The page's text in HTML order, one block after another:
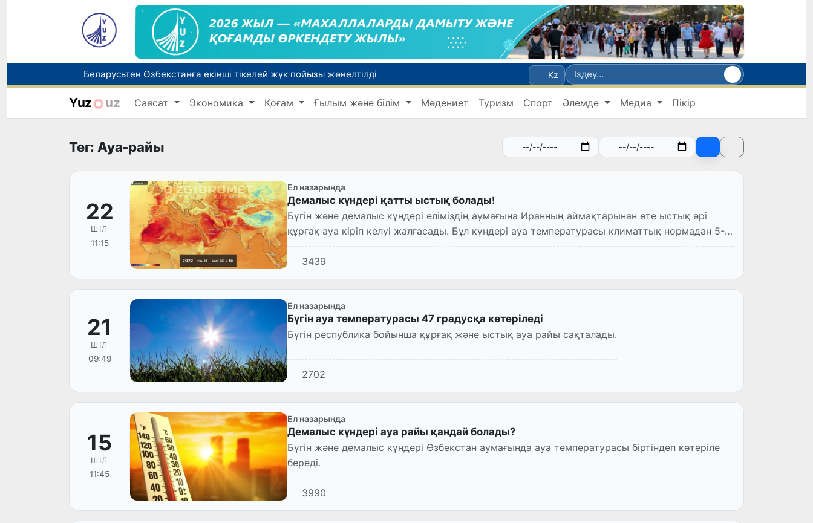
Беларусьтен Өзбекстанға екінші тікелей жүк пойызы жөнелтілді
Адам саудасынан зардап шеккен азаматтар әлеуметтік қызметтермен қамтылады
Тарихи күн: Өзбекстанның «Самарқант-2028» жасанды серігі орбитаға сәтті шығарылды
Жарты жылда Өзбекстанда қанша егіз сәби дүниеге келді?
Kz
Yuz uz Саясат Экономика Қоғам Ғылым және білім Мәдениет Туризм Спорт Әлемде Медиа Пікір
Тег: Ауа-райы
22
ШІЛ
11:15
Ел назарында
Демалыс күндері қатты ыстық болады!
Бүгін және демалыс күндері еліміздің аумағына Иранның аймақтарынан өте ыстық әрі
құрғақ ауа кіріп келуі жалғасады. Бұл күндері ауа температурасы климаттық нормадан 5-7
градусқа жоғ...
3439
21
ШІЛ
09:49
Ел назарында
Бүгін ауа температурасы 47 градусқа көтеріледі
Бүгін республика бойынша құрғақ және ыстық ауа райы сақталады.
2702
15
ШІЛ
11:45
Ел назарында
Демалыс күндері ауа райы қандай болады?
Бүгін және демалыс күндері Өзбекстан аумағында ауа температурасы біртіндеп көтеріле
береді.
3990